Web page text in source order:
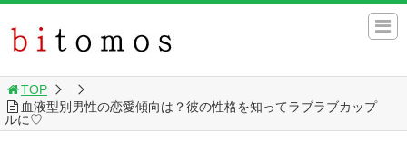
TOP
血液型別男性の恋愛傾向は？彼の性格を知ってラブラブカップ
ルに♡